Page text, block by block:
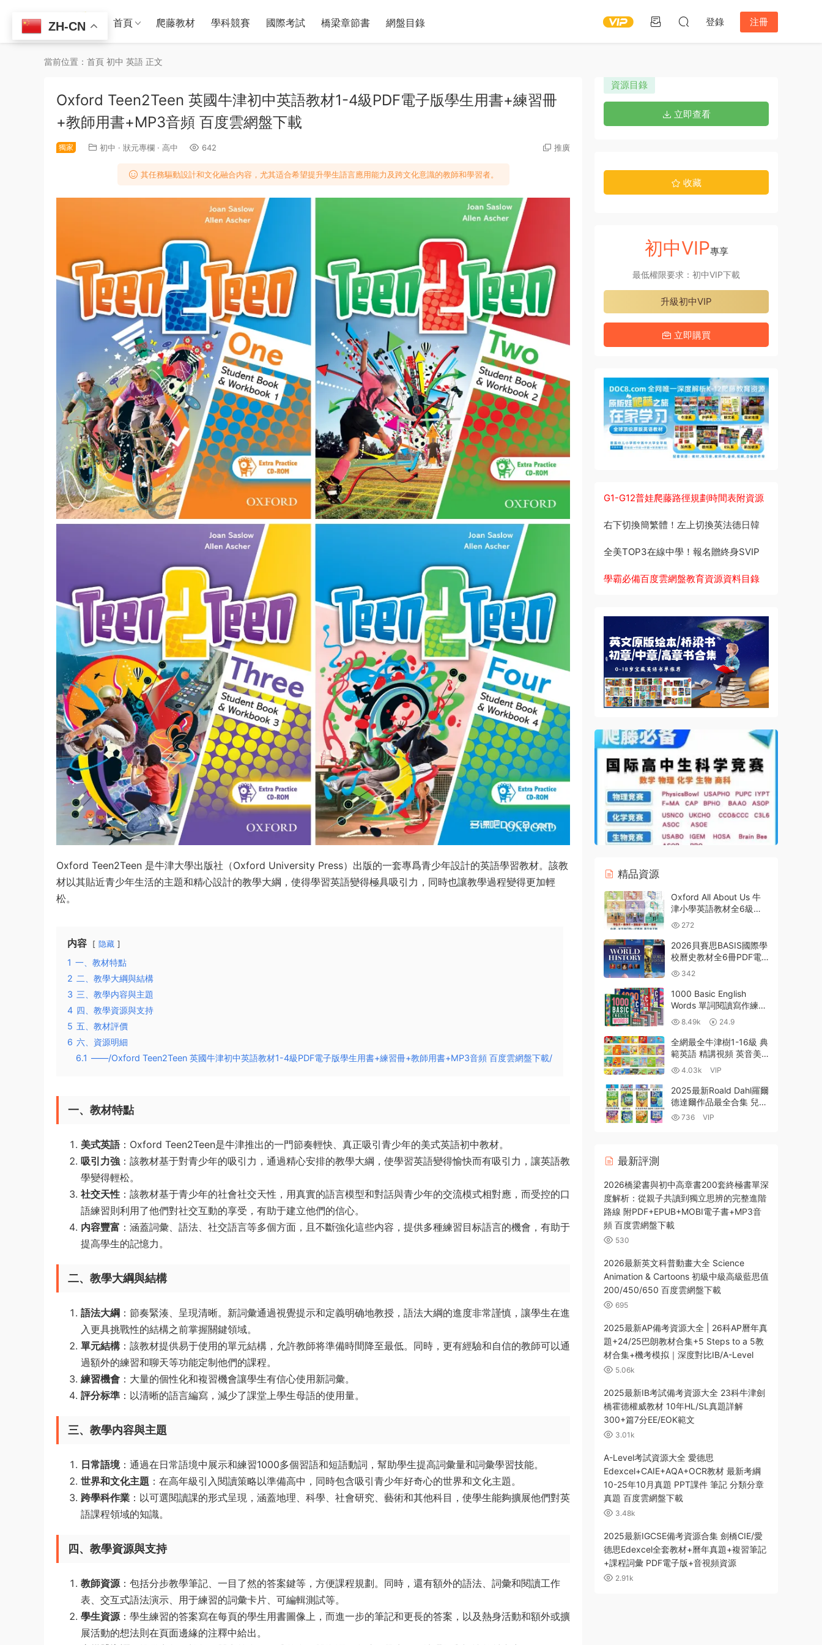
首頁 爬藤教材 學科競賽 國際考試 橋梁章節書 網盤目錄 登錄 注冊
當前位置： 首頁 初中 英語 正文
Oxford Teen2Teen 英國牛津初中英語教材1-4級PDF電子版學生用書+練習冊
+教師用書+MP3音頻 百度雲網盤下載
獨家 初中 · 狀元專欄 · 高中 642 推廣
其任務驅動設計和文化融合内容，尤其适合希望提升學生語言應用能力及跨文化意識的教師和學習者。
Oxford Teen2Teen 是牛津大學出版社（Oxford University Press）出版的一套專爲青少年設計的英語學習教材。該教
材以其貼近青少年生活的主題和精心設計的教學大綱，使得學習英語變得極具吸引力，同時也讓教學過程變得更加輕
松。
内容 隐藏
1 一、教材特點
2 二、教學大綱與結構
3 三、教學内容與主題
4 四、教學資源與支持
5 五、教材評價
6 六、資源明細
6.1 ——/Oxford Teen2Teen 英國牛津初中英語教材1-4級PDF電子版學生用書+練習冊+教師用書+MP3音頻 百度雲網盤下載/
一、教材特點
美式英語：Oxford Teen2Teen是牛津推出的一門節奏輕快、真正吸引青少年的美式英語初中教材。
吸引力強 ：該教材基于對青少年的吸引力，通過精心安排的教學大綱，使學習英語變得愉快而有吸引力，讓英語教
學變得輕松。
社交天性 ：該教材基于青少年的社會社交天性，用真實的語言模型和對話與青少年的交流模式相對應，而受控的口
語練習則利用了他們對社交互動的享受，有助于建立他們的信心。
内容豐富 ：涵蓋詞彙、語法、社交語言等多個方面，且不斷強化這些内容，提供多種練習目标語言的機會，有助于
提高學生的記憶力。
二、教學大綱與結構
語法大綱 ：節奏緊湊、呈現清晰。新詞彙通過視覺提示和定義明确地教授，語法大綱的進度非常謹慎，讓學生在進
入更具挑戰性的結構之前掌握關鍵領域。
單元結構 ：該教材提供易于使用的單元結構，允許教師将準備時間降至最低。同時，更有經驗和自信的教師可以通
過額外的練習和聊天等功能定制他們的課程。
練習機會 ：大量的個性化和複習機會讓學生有信心使用新詞彙。
評分标準 ：以清晰的語言編寫，減少了課堂上學生母語的使用量。
三、教學内容與主題
日常語境：通過在日常語境中展示和練習1000多個習語和短語動詞，幫助學生提高詞彙量和詞彙學習技能。
世界和文化主題 ：在高年級引入閱讀策略以準備高中，同時包含吸引青少年好奇心的世界和文化主題。
跨學科作業 ：以可選閱讀課的形式呈現，涵蓋地理、科學、社會研究、藝術和其他科目，使學生能夠擴展他們對英
語課程領域的知識。
四、教學資源與支持
教師資源 ：包括分步教學筆記、一目了然的答案鍵等，方便課程規劃。同時，還有額外的語法、詞彙和閱讀工作
表、交互式語法演示、用于練習的詞彙卡片、可編輯測試等。
學生資源 ：學生練習的答案寫在每頁的學生用書圖像上，而進一步的筆記和更長的答案，以及熱身活動和額外或擴
展活動的想法則在頁面邊緣的注釋中給出。
資源目錄
立即查看
收藏
初中VIP專享
最低權限要求：初中VIP下載
升級初中VIP
立即購買
G1-G12普娃爬藤路徑規劃時間表附資源
右下切換簡繁體！左上切換英法德日韓
全美TOP3在線中學！報名贈終身SVIP
學霸必備百度雲網盤教育資源資料目錄
精品資源
Oxford All About Us 牛
津小學英語教材全6級
PDF電子版學生書手工素
材 MP3音頻 MP4視頻 百
度雲網盤下載
272
2026貝賽思BASIS國際學
校曆史教材全6冊PDF電
子版 Global
History/World
History/American
History 百度雲網盤下載
342
1000 Basic English
Words 單詞閱讀寫作練習
書 基礎英語1000詞 全彩
PDF MP3音頻 145節精講
外教課視頻MP4 百度網盤
下載
8.49k 24.9
全網最全牛津樹1-16級 典
範英語 精講視頻 英音美
音音頻 自然拼讀 動畫 真
人電影 練習冊 單詞閃卡
點讀PDF大全 百度網盤下
載-138GB
4.03k VIP
2025最新Roald Dahl羅爾
德達爾作品最全合集 兒童
經典系列章節書+自傳系
736 VIP
最新評測
2026橋梁書與初中高章書200套終極書單深
度解析：從親子共讀到獨立思辨的完整進階
路線 附PDF+EPUB+MOBI電子書+MP3音
頻 百度雲網盤下載
530
2026最新英文科普動畫大全 Science
Animation & Cartoons 初級中級高級藍思值
200/450/650 百度雲網盤下載
695
2025最新AP備考資源大全 | 26科AP曆年真
題+24/25巴朗教材合集+5 Steps to a 5教
材合集+機考模拟｜深度對比IB/A-Level
5.06k
2025最新IB考試備考資源大全 23科牛津劍
橋霍德權威教材 10年HL/SL真題詳解
300+篇7分EE/EOK範文
3.01k
A-Level考試資源大全 愛德思
Edexcel+CAIE+AQA+OCR教材 最新考綱
10-25年10月真題 PPT課件 筆記 分類分章
真題 百度雲網盤下載
3.48k
2025最新IGCSE備考資源合集 劍橋CIE/愛
德思Edexcel全套教材+曆年真題+複習筆記
+課程詞彙 PDF電子版+音視頻資源
2.91k
ZH-CN